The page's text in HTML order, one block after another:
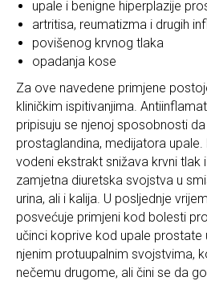
upale i benigne hiperplazije
artritisa, reumatizma i drugih
povišenog krvnog tlaka
opadanja kose
Za ove navedene primjene
kliničkim ispitivanjima.
pripisuju se njenoj sposobnosti
prostaglandina, medijatora
vodeni ekstrakt snižava krvni tlak
zamjetna diuretska svojstva u
urina, ali i kalija. U posljednje
posvećuje primjeni kod bolesti
učinci koprive kod upale prostate
njenim protuupalnim svojstvima,
nečemu drugome, ali čini se da